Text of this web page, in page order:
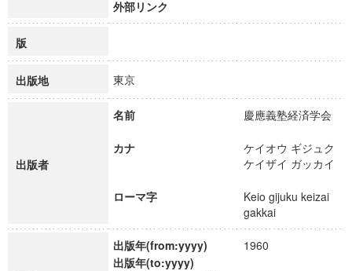
外部リンク
版
出版地 東京
出版者
名前 慶應義塾経済学会
カナ
ケイオウ ギジュク
ケイザイ ガッカイ
ローマ字
Keio gijuku keizai
gakkai
出版年(from:yyyy)
1960
出版年(to:yyyy)